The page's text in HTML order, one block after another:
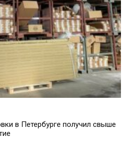
в Петербурге получил свыше